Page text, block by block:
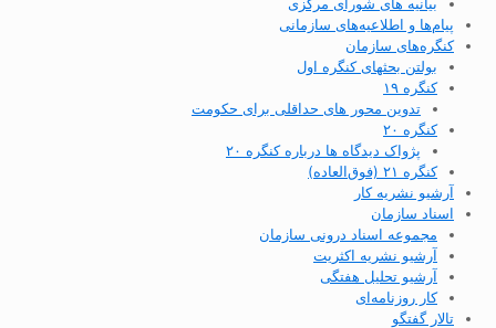
پیام‌ها و اطلاعیه‌های سازمانی
کنگره‌های سازمان
بولتن بحثهای کنگره اول
کنگره ۱۹
تدوین محور های حداقلی برای حکومت
کنگره ۲۰
پژواک دیدگاه ها درباره کنگره ۲۰
کنگره ۲۱ (فوق‌العاده)
آرشیو نشریه کار
اسناد سازمان
مجموعه اسناد درونی سازمان
آرشیو نشریه اکثریت
آرشیو تحلیل هفتگی
کار روزنامه‌ای
تالار گفتگو